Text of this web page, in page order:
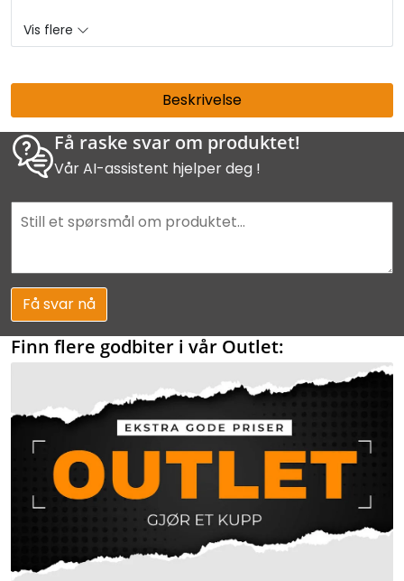
Vis flere
Beskrivelse
Få raske svar om produktet!
Vår AI-assistent hjelper deg !
Få svar nå
Finn flere godbiter i vår Outlet: